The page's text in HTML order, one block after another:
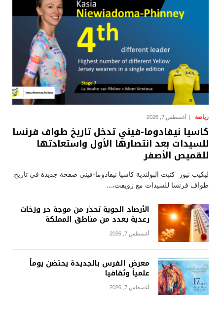
رياضة أغسطس 7, 2026
كاسيا نيفادوما-فيني تدخل تاريخ طواف فرنسا
للسيدات بعد انتصارها الأول واستعادتها
للقميص الأصفر
ليكيب نيوز كتبت البولندية كاسيا نيفادوما-فيني صفحة جديدة في تاريخ
طواف فرنسا للسيدات مع زويفت،…
الأرصاد الجوية تحذر من موجة حر وزخات
رعدية بعدد من مناطق المملكة
أغسطس 7, 2026
معرض الفرس بالجديدة يحتضن يوماً
علمياً وثقافيا
أغسطس 7, 2026